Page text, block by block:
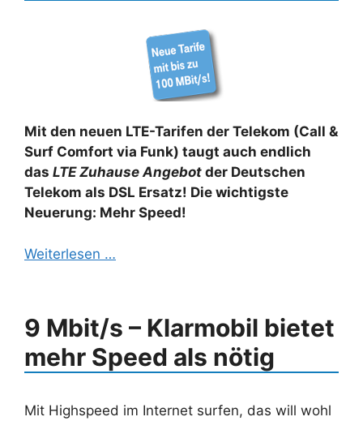
Mit den neuen LTE-Tarifen der Telekom (Call &
Surf Comfort via Funk) taugt auch endlich
das LTE Zuhause Angebot der Deutschen
Telekom als DSL Ersatz! Die wichtigste
Neuerung: Mehr Speed!
Weiterlesen …
9 Mbit/s – Klarmobil bietet
mehr Speed als nötig
Mit Highspeed im Internet surfen, das will wohl